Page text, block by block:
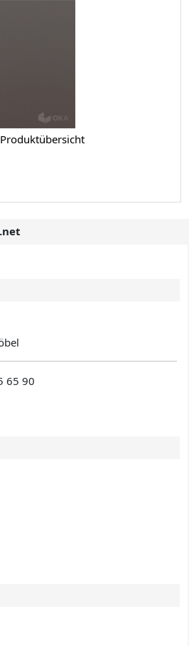
65 90